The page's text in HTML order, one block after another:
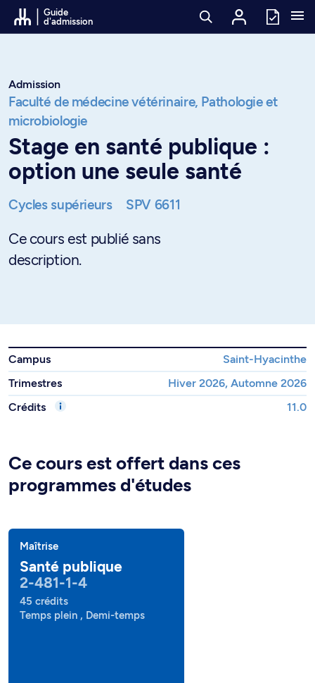
Passer au contenu
Guide
d'admission
Admission
Faculté de médecine vétérinaire, Pathologie et
microbiologie
Stage en santé publique :
option une seule santé
Cycles supérieurs SPV 6611
Ce cours est publié sans
description.
Campus
Saint-Hyacinthe
Trimestres
Hiver 2026, Automne 2026
Crédits
11.0
Ce cours est offert dans ces
programmes d'études
Maîtrise
Santé publique
2-481-1-4
45 crédits
Temps plein , Demi-temps